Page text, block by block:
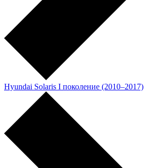
Hyundai Solaris I поколение (2010–2017)